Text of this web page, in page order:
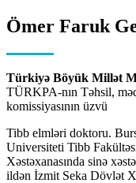
Ömer Faruk
Türkiyə Böyük Millət
TÜRKPA-nın Təhsil,
komissiyasının üzvü
Tibb elmləri doktoru.
Universiteti Tibb
Xəstəxanasında sinə
ildən İzmit Seka Dövlət